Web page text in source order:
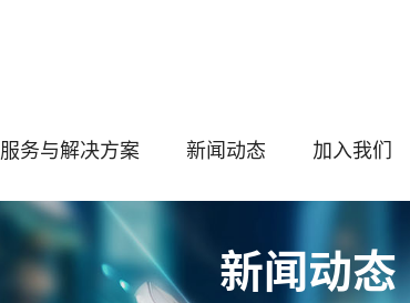
服务与解决方案 新闻动态 加入我们
新闻动态